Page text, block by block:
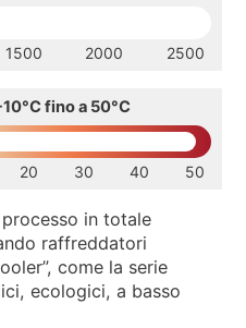
1500 2000 2500
fino a 50°C
20 30 40 50
in totale
raffreddatori
come la serie
ecologici, a basso